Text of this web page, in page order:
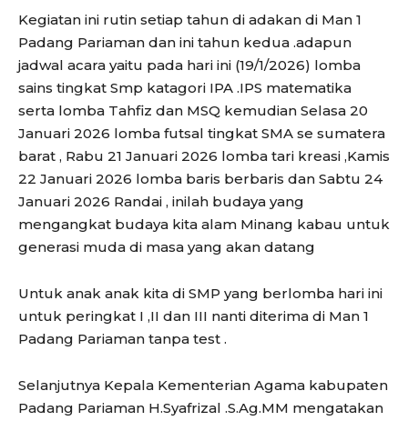
Kegiatan ini rutin setiap tahun di adakan di Man 1
Padang Pariaman dan ini tahun kedua .adapun
jadwal acara yaitu pada hari ini (19/1/2026) lomba
sains tingkat Smp katagori IPA .IPS matematika
serta lomba Tahfiz dan MSQ kemudian Selasa 20
Januari 2026 lomba futsal tingkat SMA se sumatera
barat , Rabu 21 Januari 2026 lomba tari kreasi ,Kamis
22 Januari 2026 lomba baris berbaris dan Sabtu 24
Januari 2026 Randai , inilah budaya yang
mengangkat budaya kita alam Minang kabau untuk
generasi muda di masa yang akan datang
Untuk anak anak kita di SMP yang berlomba hari ini
untuk peringkat I ,II dan III nanti diterima di Man 1
Padang Pariaman tanpa test .
Selanjutnya Kepala Kementerian Agama kabupaten
Padang Pariaman H.Syafrizal .S.Ag.MM mengatakan